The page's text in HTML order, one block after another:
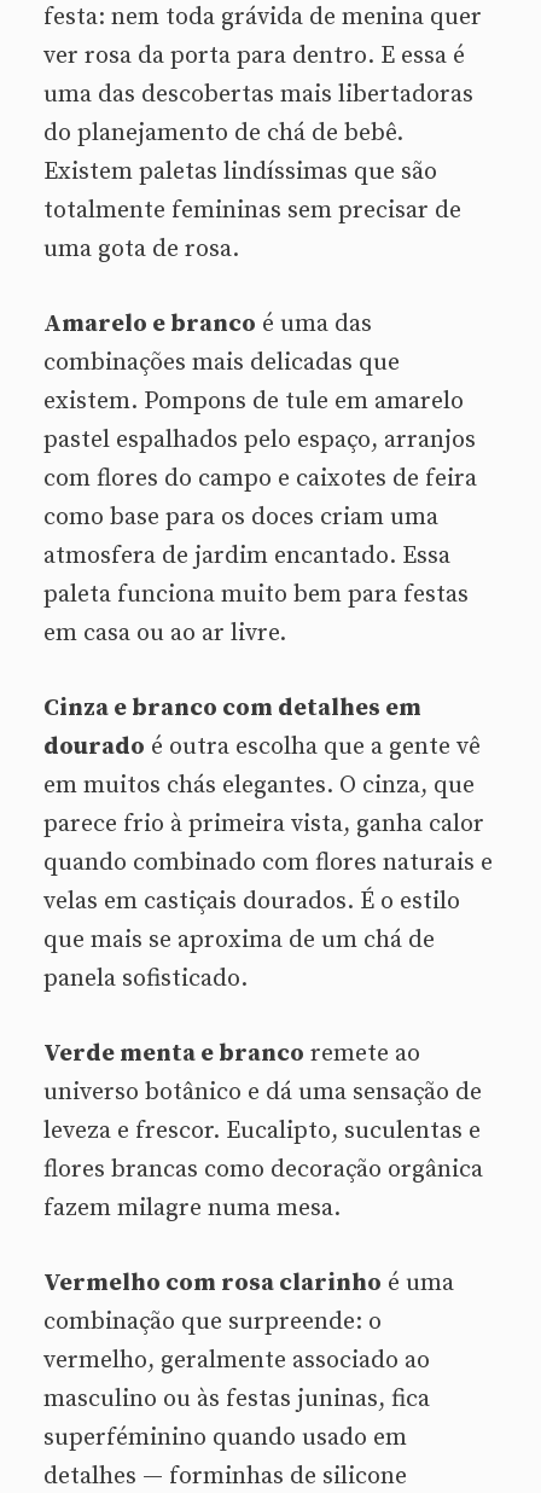
festa: nem toda grávida de menina quer
ver rosa da porta para dentro. E essa é
uma das descobertas mais libertadoras
do planejamento de chá de bebê.
Existem paletas lindíssimas que são
totalmente femininas sem precisar de
uma gota de rosa.
Amarelo e branco é uma das
combinações mais delicadas que
existem. Pompons de tule em amarelo
pastel espalhados pelo espaço, arranjos
com flores do campo e caixotes de feira
como base para os doces criam uma
atmosfera de jardim encantado. Essa
paleta funciona muito bem para festas
em casa ou ao ar livre.
Cinza e branco com detalhes em
dourado é outra escolha que a gente vê
em muitos chás elegantes. O cinza, que
parece frio à primeira vista, ganha calor
quando combinado com flores naturais e
velas em castiçais dourados. É o estilo
que mais se aproxima de um chá de
panela sofisticado.
Verde menta e branco remete ao
universo botânico e dá uma sensação de
leveza e frescor. Eucalipto, suculentas e
flores brancas como decoração orgânica
fazem milagre numa mesa.
Vermelho com rosa clarinho é uma
combinação que surpreende: o
vermelho, geralmente associado ao
masculino ou às festas juninas, fica
superféminino quando usado em
detalhes — forminhas de silicone